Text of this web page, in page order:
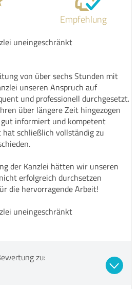
Empfehlung
uneingeschränkt
von über sechs Stunden mit
unseren Anspruch auf
und professionell durchgesetzt.
über längere Zeit hingezogen
informiert und kompetent
schließlich vollständig zu
der Kanzlei hätten wir unseren
erfolgreich durchsetzen
die hervorragende Arbeit!
uneingeschränkt
zu: